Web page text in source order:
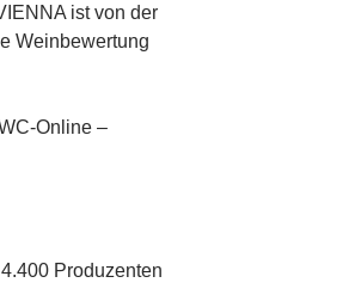
ist von der
Weinbewertung
Online –
Produzenten